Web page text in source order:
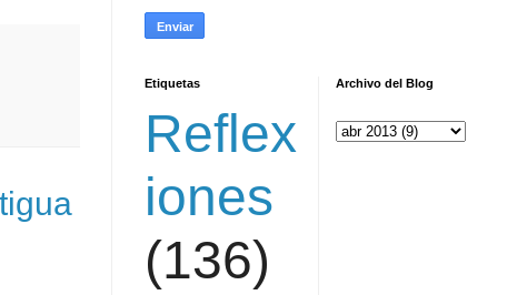
Etiquetas
Reflex
iones
(136)
Archivo del Blog